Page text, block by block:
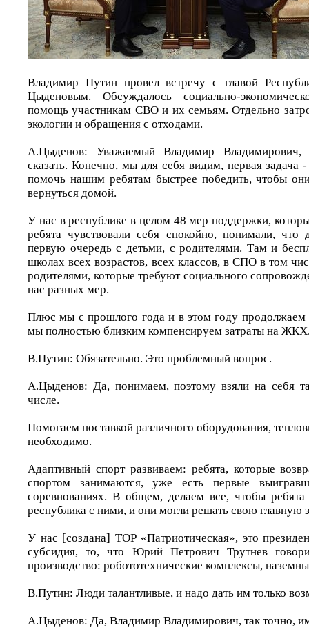
Владимир Путин провел встречу с главой
Цыденовым. Обсуждалось социально-
помощь участникам СВО и их семьям. Отдельно
экологии и обращения с отходами.
А.Цыденов: Уважаемый Владимир Владимирович,
сказать. Конечно, мы для себя видим, первая задача
помочь нашим ребятам быстрее победить, чтобы
вернуться домой.
У нас в республике в целом 48 мер поддержки,
ребята чувствовали себя спокойно, понимали,
первую очередь с детьми, с родителями. Там и
школах всех возрастов, всех классов, в СПО в том
родителями, которые требуют социального
нас разных мер.
Плюс мы с прошлого года и в этом году продолжаем
мы полностью близким компенсируем затраты на
В.Путин: Обязательно. Это проблемный вопрос.
А.Цыденов: Да, понимаем, поэтому взяли на себя
числе.
Помогаем поставкой различного оборудования,
необходимо.
Адаптивный спорт развиваем: ребята, которые
спортом занимаются, уже есть первые
соревнованиях. В общем, делаем все, чтобы ребята
республика с ними, и они могли решать свою главную
У нас [создана] ТОР «Патриотическая», это
субсидия, то, что Юрий Петрович Трутнев
производство: робототехнические комплексы,
В.Путин: Люди талантливые, и надо дать им только
А.Цыденов: Да, Владимир Владимирович, так точно,